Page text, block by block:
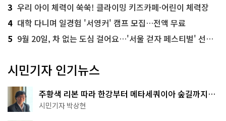
3 우리 아이 체력이 쑥쑥! 클라이밍 키즈카페·어린이 체력장
4 대학 다니며 일경험 '서영커' 캠프 모집…전액 무료
5 9월 20일, 차 없는 도심 걸어요…'서울 걷자 페스티벌' 선착순 5천명
시민기자 인기뉴스
주황색 리본 따라 한강부터 메타세쿼이아 숲길까지…
서울둘레길 15코스
시민기자 박상현